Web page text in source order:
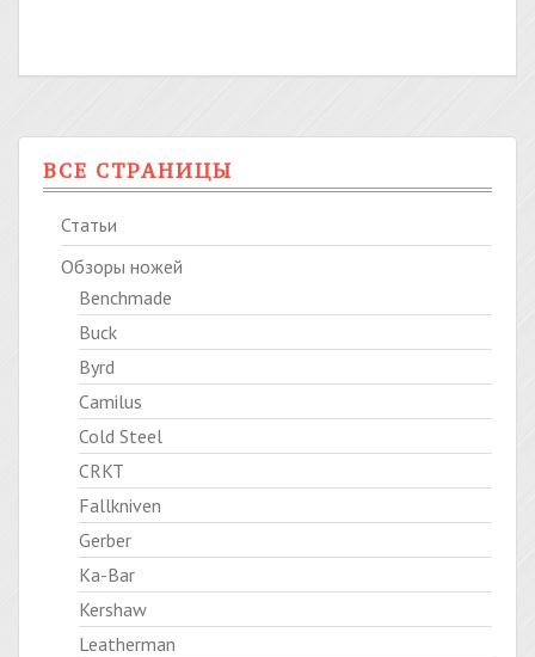
ВСЕ СТРАНИЦЫ
Статьи
Обзоры ножей
Benchmade
Buck
Byrd
Camilus
Cold Steel
CRKT
Fallkniven
Gerber
Ka-Bar
Kershaw
Leatherman